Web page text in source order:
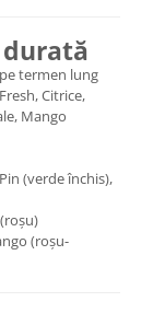
termen lung
Citrice,
Mango
(verde închis),
(roșu-